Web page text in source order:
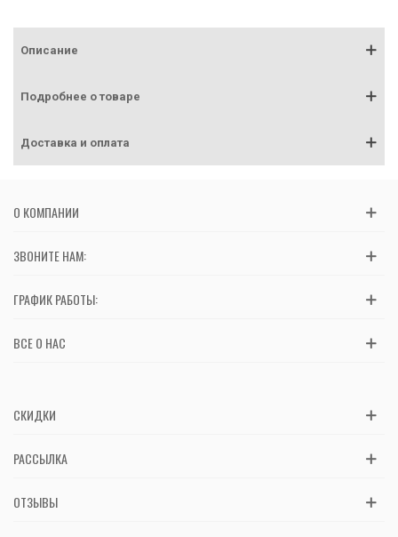
Описание
Подробнее о товаре
Доставка и оплата
О КОМПАНИИ
ЗВОНИТЕ НАМ:
ГРАФИК РАБОТЫ:
ВСЕ О НАС
СКИДКИ
РАССЫЛКА
ОТЗЫВЫ